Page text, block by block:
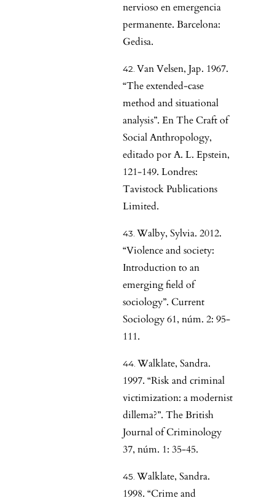
nervioso en emergencia
permanente. Barcelona:
Gedisa.
Van Velsen, Jap. 1967.
“The extended-case
method and situational
analysis”. En The Craft of
Social Anthropology,
editado por A. L. Epstein,
121-149. Londres:
Tavistock Publications
Limited.
Walby, Sylvia. 2012.
“Violence and society:
Introduction to an
emerging field of
sociology”. Current
Sociology 61, núm. 2: 95-
111.
Walklate, Sandra.
1997. “Risk and criminal
victimization: a modernist
dillema?”. The British
Journal of Criminology
37, núm. 1: 35-45.
Walklate, Sandra.
1998. “Crime and